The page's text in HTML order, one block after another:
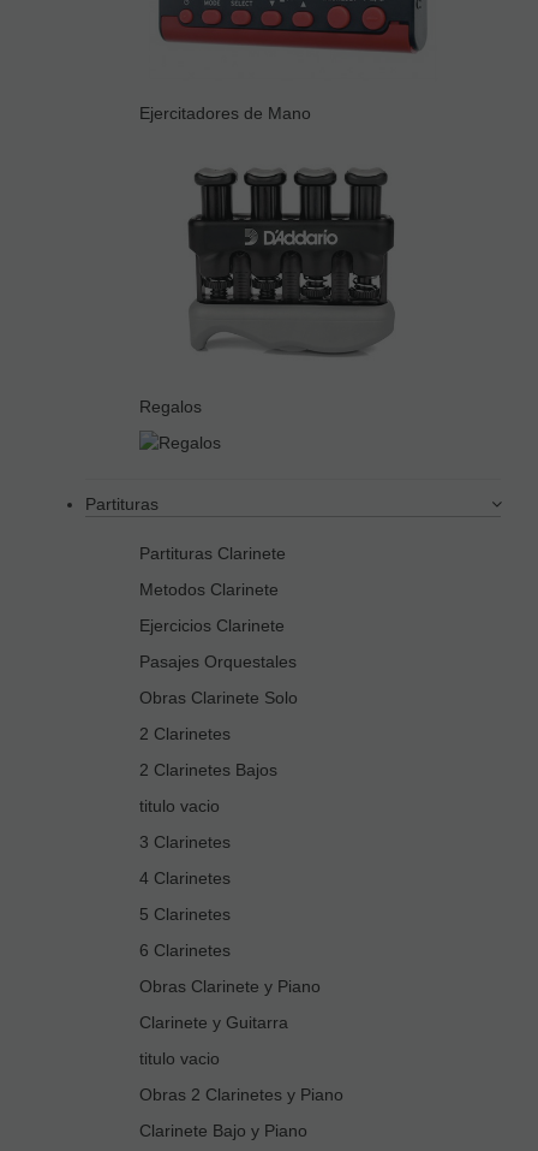
Ejercitadores de Mano
Regalos
Partituras
Partituras Clarinete
Metodos Clarinete
Ejercicios Clarinete
Pasajes Orquestales
Obras Clarinete Solo
2 Clarinetes
2 Clarinetes Bajos
titulo vacio
3 Clarinetes
4 Clarinetes
5 Clarinetes
6 Clarinetes
Obras Clarinete y Piano
Clarinete y Guitarra
titulo vacio
Obras 2 Clarinetes y Piano
Clarinete Bajo y Piano